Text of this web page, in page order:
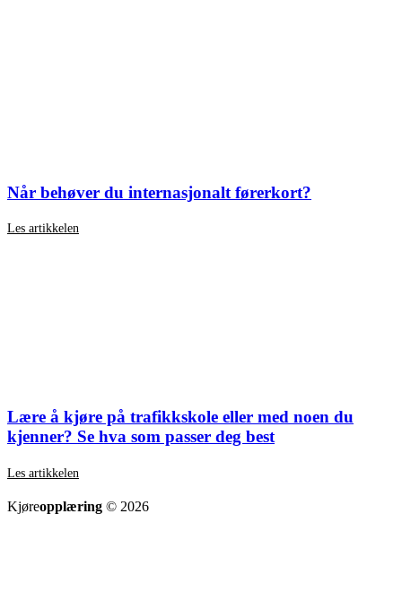
Når behøver du internasjonalt førerkort?
Les artikkelen
Lære å kjøre på trafikkskole eller med noen du
kjenner? Se hva som passer deg best
Les artikkelen
Kjøreopplæring © 2026